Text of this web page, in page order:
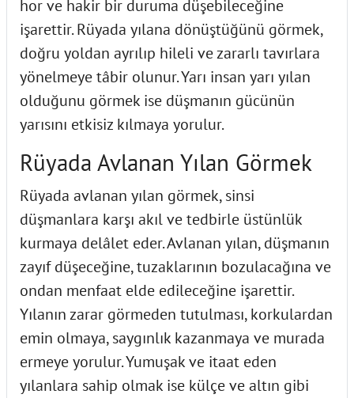
hor ve hakir bir duruma düşebileceğine
işarettir. Rüyada yılana dönüştüğünü görmek,
doğru yoldan ayrılıp hileli ve zararlı tavırlara
yönelmeye tâbir olunur. Yarı insan yarı yılan
olduğunu görmek ise düşmanın gücünün
yarısını etkisiz kılmaya yorulur.
Rüyada Avlanan Yılan Görmek
Rüyada avlanan yılan görmek, sinsi
düşmanlara karşı akıl ve tedbirle üstünlük
kurmaya delâlet eder. Avlanan yılan, düşmanın
zayıf düşeceğine, tuzaklarının bozulacağına ve
ondan menfaat elde edileceğine işarettir.
Yılanın zarar görmeden tutulması, korkulardan
emin olmaya, saygınlık kazanmaya ve murada
ermeye yorulur. Yumuşak ve itaat eden
yılanlara sahip olmak ise külçe ve altın gibi